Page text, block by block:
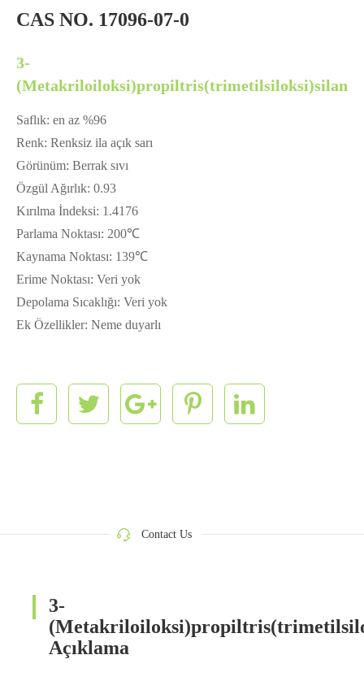
CAS NO. 17096-07-0
3-
(Metakriloiloksi)propiltris(trimetilsiloksi)silan
Saflık: en az %96
Renk: Renksiz ila açık sarı
Görünüm: Berrak sıvı
Özgül Ağırlık: 0.93
Kırılma İndeksi: 1.4176
Parlama Noktası: 200℃
Kaynama Noktası: 139℃
Erime Noktası: Veri yok
Depolama Sıcaklığı: Veri yok
Ek Özellikler: Neme duyarlı
Contact Us
3-
Açıklama